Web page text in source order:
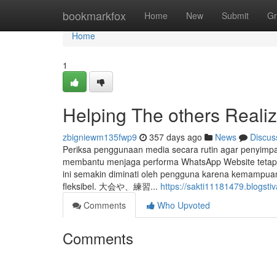
bookmarkfox Home New Submit
Home
Home
1
Helping The others
zbigniewm135fwp9 357 days ago News
Periksa penggunaan media secara rutin agar
membantu menjaga performa WhatsApp Website
ini semakin diminati oleh pengguna karena
fleksibel. 大会や、練習... https://
Comments
Who Upvoted
Comments